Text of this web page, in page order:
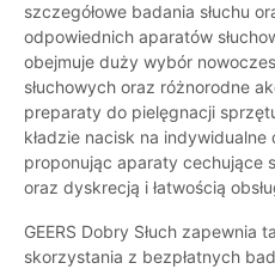
szczegółowe badania słuchu
odpowiednich aparatów
obejmuje duży wybór
słuchowych oraz różnorodne
preparaty do pielęgnacji
kładzie nacisk na
proponując aparaty cechujące
oraz dyskrecją i łatwością
GEERS Dobry Słuch zapewnia
skorzystania z bezpłatnych